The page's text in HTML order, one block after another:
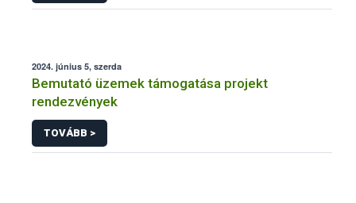
2024. június 5, szerda
Bemutató üzemek támogatása projekt
rendezvények
TOVÁBB >